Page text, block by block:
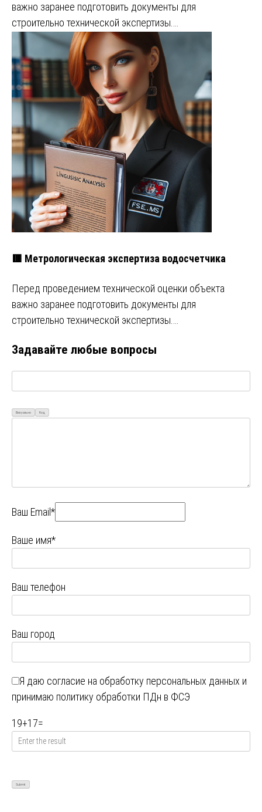
важно заранее подготовить документы для
строительно технической экспертизы.…
🟥 Метрологическая экспертиза водосчетчика
Перед проведением технической оценки объекта
важно заранее подготовить документы для
строительно технической экспертизы.…
Задавайте любые вопросы
Визуально Код
Ваш Email*
Ваше имя*
Ваш телефон
Ваш город
Я даю согласие на обработку персональных данных и
принимаю политику обработки ПДн в ФСЭ
19+17=